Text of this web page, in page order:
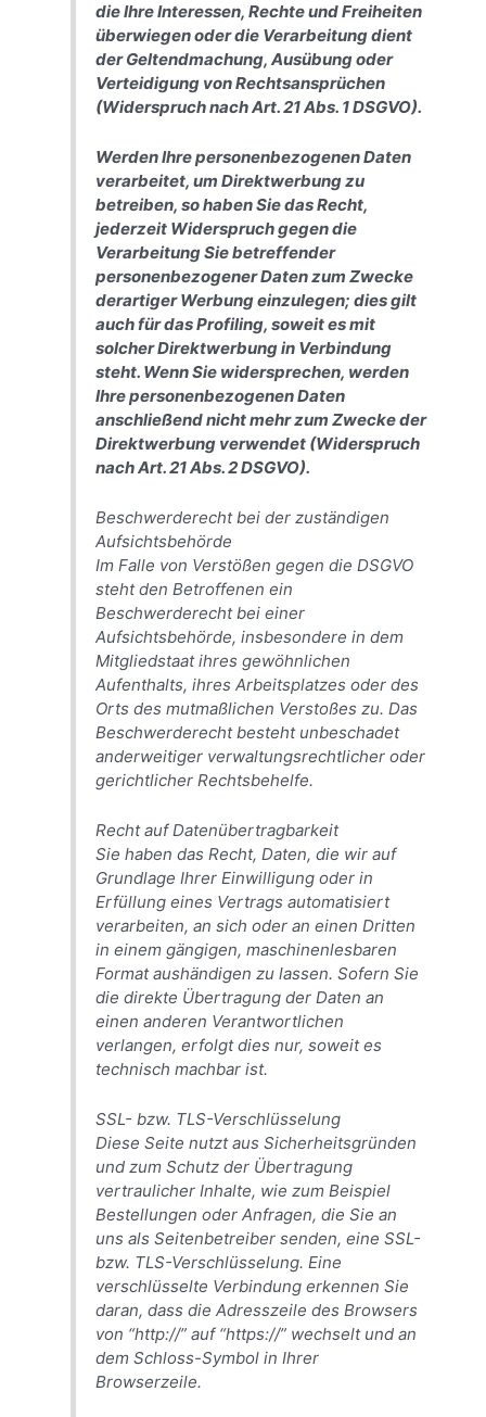
die Ihre Interessen, Rechte und Freiheiten
überwiegen oder die Verarbeitung dient
der Geltendmachung, Ausübung oder
Verteidigung von Rechtsansprüchen
(Widerspruch nach Art. 21 Abs. 1 DSGVO).
Werden Ihre personenbezogenen Daten
verarbeitet, um Direktwerbung zu
betreiben, so haben Sie das Recht,
jederzeit Widerspruch gegen die
Verarbeitung Sie betreffender
personenbezogener Daten zum Zwecke
derartiger Werbung einzulegen; dies gilt
auch für das Profiling, soweit es mit
solcher Direktwerbung in Verbindung
steht. Wenn Sie widersprechen, werden
Ihre personenbezogenen Daten
anschließend nicht mehr zum Zwecke der
Direktwerbung verwendet (Widerspruch
nach Art. 21 Abs. 2 DSGVO).
Beschwerderecht bei der zuständigen
Aufsichtsbehörde
Im Falle von Verstößen gegen die DSGVO
steht den Betroffenen ein
Beschwerderecht bei einer
Aufsichtsbehörde, insbesondere in dem
Mitgliedstaat ihres gewöhnlichen
Aufenthalts, ihres Arbeitsplatzes oder des
Orts des mutmaßlichen Verstoßes zu. Das
Beschwerderecht besteht unbeschadet
anderweitiger verwaltungsrechtlicher oder
gerichtlicher Rechtsbehelfe.
Recht auf Datenübertragbarkeit
Sie haben das Recht, Daten, die wir auf
Grundlage Ihrer Einwilligung oder in
Erfüllung eines Vertrags automatisiert
verarbeiten, an sich oder an einen Dritten
in einem gängigen, maschinenlesbaren
Format aushändigen zu lassen. Sofern Sie
die direkte Übertragung der Daten an
einen anderen Verantwortlichen
verlangen, erfolgt dies nur, soweit es
technisch machbar ist.
SSL- bzw. TLS-Verschlüsselung
Diese Seite nutzt aus Sicherheitsgründen
und zum Schutz der Übertragung
vertraulicher Inhalte, wie zum Beispiel
Bestellungen oder Anfragen, die Sie an
uns als Seitenbetreiber senden, eine SSL-
bzw. TLS-Verschlüsselung. Eine
verschlüsselte Verbindung erkennen Sie
daran, dass die Adresszeile des Browsers
von “http://” auf “https://” wechselt und an
dem Schloss-Symbol in Ihrer
Browserzeile.